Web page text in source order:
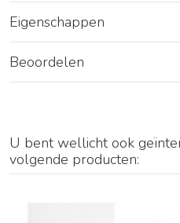
Eigenschappen
Beoordelen
U bent wellicht ook
volgende producten: